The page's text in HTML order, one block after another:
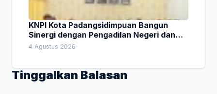
KNPI Kota Padangsidimpuan Bangun
Sinergi dengan Pengadilan Negeri dan
DPRD
4 Agustus 2026
Tinggalkan Balasan